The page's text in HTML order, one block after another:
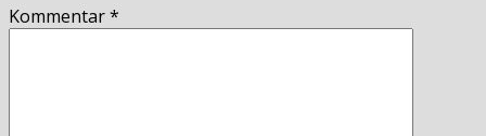
Kommentar*